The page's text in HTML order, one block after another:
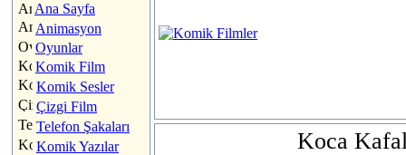
Ana Sayfa
Animasyon
Oyunlar
Komik Film
Komik Sesler
Çizgi Film
Telefon Şakaları
Komik Yazılar
Koca